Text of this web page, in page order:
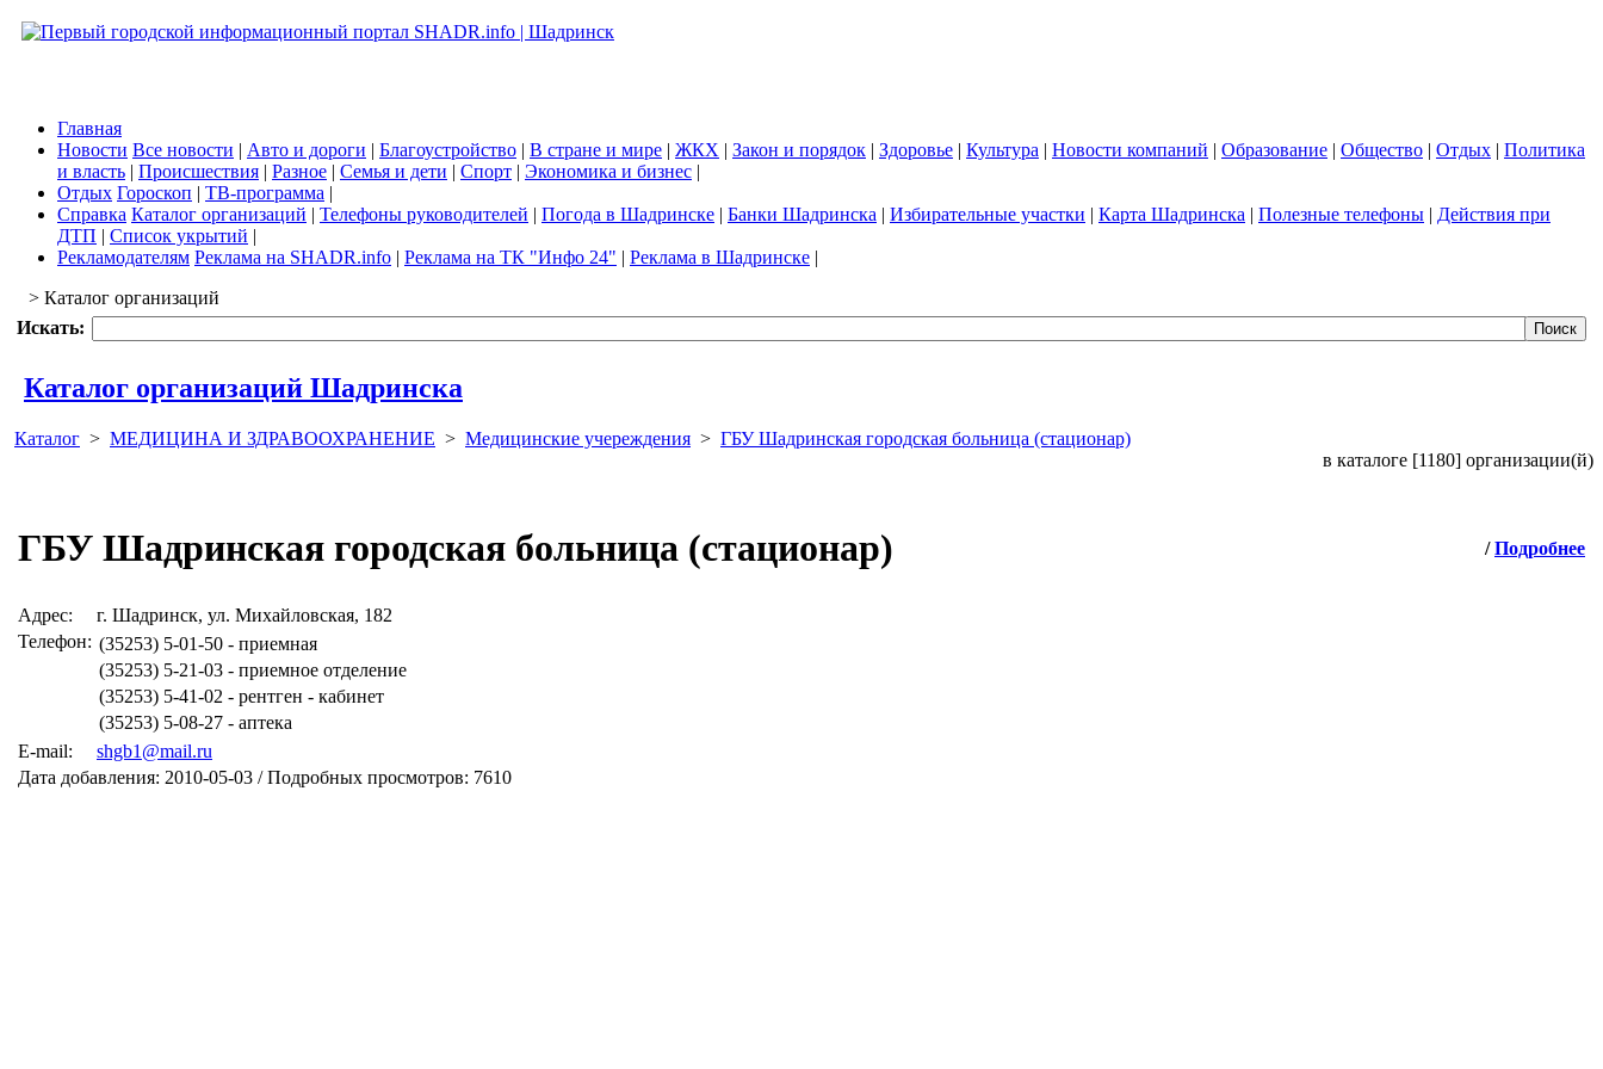
Главная
Новости Все новости | Авто и дороги | Благоустройство | В стране и мире | ЖКХ | Закон и порядок | Здоровье | Культура | Новости компаний | Образование | Общество | Отдых | Политика
и власть | Происшествия | Разное | Семья и дети | Спорт | Экономика и бизнес |
Отдых Гороскоп | ТВ-программа |
Справка Каталог организаций | Телефоны руководителей | Погода в Шадринске | Банки Шадринска | Избирательные участки | Карта Шадринска | Полезные телефоны | Действия при
ДТП | Список укрытий |
Рекламодателям Реклама на SHADR.info | Реклама на ТК "Инфо 24" | Реклама в Шадринске |
> Каталог организаций
Искать:
Каталог организаций Шадринска
Каталог > МЕДИЦИНА И ЗДРАВООХРАНЕНИЕ > Медицинские учереждения > ГБУ Шадринская городская больница (стационар)
в каталоге [1180] организации(й)
ГБУ Шадринская городская больница (стационар) / Подробнее
Адрес:
г. Шадринск, ул. Михайловская, 182
Телефон: (35253) 5-01-50 - приемная
(35253) 5-21-03 - приемное отделение
(35253) 5-41-02 - рентген - кабинет
(35253) 5-08-27 - аптека
E-mail:
shgb1@mail.ru
Дата добавления: 2010-05-03 / Подробных просмотров: 7610